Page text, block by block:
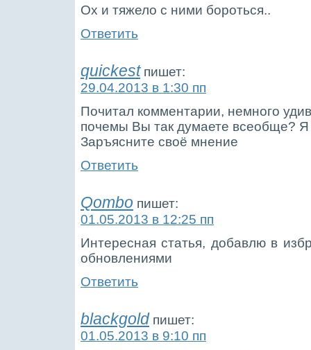
Ох и тяжело с ними бороться..
Ответить
quickest пишет:
29.04.2013 в 1:30 пп
Почитал комментарии, немного
почемы Вы так думаете всеобще? Я
Заръясните своё мнение
Ответить
Qombo пишет:
01.05.2013 в 12:25 пп
Интересная статья, добавлю в
обновлениями
Ответить
blackgold пишет:
01.05.2013 в 9:10 пп